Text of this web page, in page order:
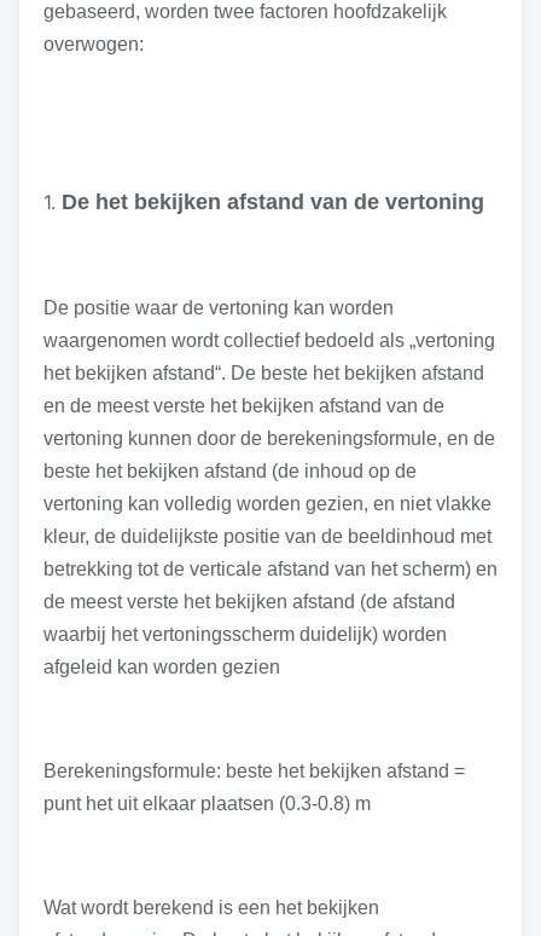
gebaseerd, worden twee factoren hoofdzakelijk
overwogen:
1. De het bekijken afstand van de vertoning
De positie waar de vertoning kan worden
waargenomen wordt collectief bedoeld als „vertoning
het bekijken afstand“. De beste het bekijken afstand
en de meest verste het bekijken afstand van de
vertoning kunnen door de berekeningsformule, en de
beste het bekijken afstand (de inhoud op de
vertoning kan volledig worden gezien, en niet vlakke
kleur, de duidelijkste positie van de beeldinhoud met
betrekking tot de verticale afstand van het scherm) en
de meest verste het bekijken afstand (de afstand
waarbij het vertoningsscherm duidelijk) worden
afgeleid kan worden gezien
Berekeningsformule: beste het bekijken afstand =
punt het uit elkaar plaatsen (0.3-0.8) m
Wat wordt berekend is een het bekijken